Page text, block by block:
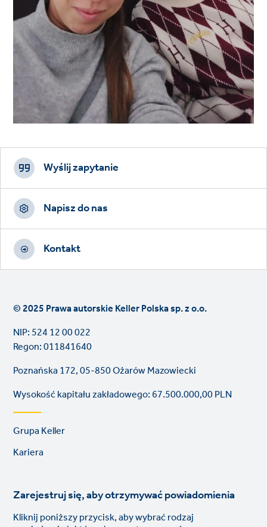
Footer
CTAs
Wyślij zapytanie
Napisz do nas
Kontakt
© 2025 Prawa autorskie Keller Polska sp. z o.o.
NIP: 524 12 00 022
Regon: 011841640
Poznańska 172, 05-850 Ożarów Mazowiecki
Wysokość kapitału zakładowego: 67.500.000,00 PLN
Footer
links
Grupa Keller
Kariera
Zarejestruj się, aby otrzymywać powiadomienia
Kliknij poniższy przycisk, aby wybrać rodzaj